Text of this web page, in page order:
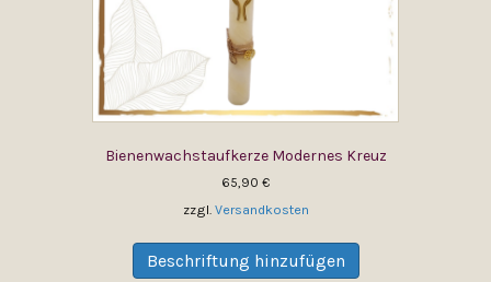
werden
Bienenwachstaufkerze Modernes Kreuz
65,90 €
zzgl. Versandkosten
Beschriftung hinzufügen
weist